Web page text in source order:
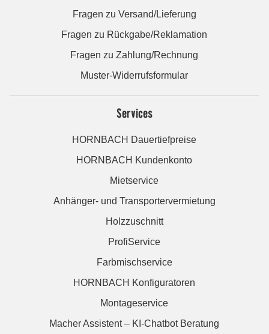
Fragen zu Versand/Lieferung
Fragen zu Rückgabe/Reklamation
Fragen zu Zahlung/Rechnung
Muster-Widerrufsformular
Services
HORNBACH Dauertiefpreise
HORNBACH Kundenkonto
Mietservice
Anhänger- und Transportervermietung
Holzzuschnitt
ProfiService
Farbmischservice
HORNBACH Konfiguratoren
Montageservice
Macher Assistent – KI-Chatbot Beratung